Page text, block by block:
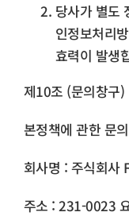
당사가 별도
인정보처리
효력이 발생
제10조 (문의창구)
본정책에 관한 문
회사명 : 주식회사
주소 : 231-0023